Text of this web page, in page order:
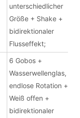
unterschiedlicher
Größe + Shake +
bidirektionaler
Flusseffekt;
6 Gobos +
Wasserwellenglas,
endlose Rotation +
Weiß offen +
bidirektionaler